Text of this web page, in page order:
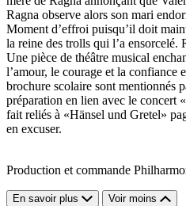
Ragna observe alors son mari
Moment d’effroi puisqu’il doit
la reine des trolls qui l’a
Une pièce de théâtre musical
l’amour, le courage et la confiance
brochure scolaire sont mentionnés
préparation en lien avec le concert
fait reliés à «Hänsel und Gretel»
en excuser.
Production et commande
En savoir plus Voir moins